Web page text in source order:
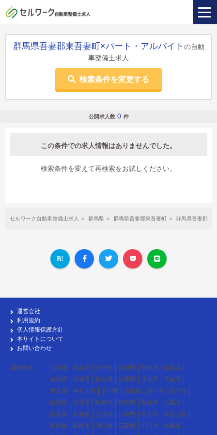
群馬県吾妻郡東吾妻町×パート・アルバイト の自動
車整備士求人
検索条件を変更する
公開求人数 0 件
この条件での求人情報はありませんでした。
検索条件を変えて再検索をお試しください。
セルワーク自動車整備士求人 群馬県 群馬県吾妻郡東吾妻町 群馬県吾妻郡東
運営会社
利用規約
個人情報保護方針
本サイトについて
お問い合わせ
各勤務地 北海道 青森県 岩手県 宮城県 秋田県
山形県
福島県
茨城県 栃木県 群馬県 埼玉県
千葉県
東京都
神奈川県 新潟県 富山県 石川県
福井県
山梨県
長野県 岐阜県 静岡県 愛知県
三重県
滋賀県
京都府 大阪府 兵庫県 奈良県
和歌山県
鳥取県
島根県 岡山県 広島県 山口県
徳島県